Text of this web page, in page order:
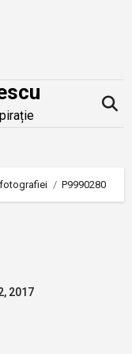
P9990280
2017